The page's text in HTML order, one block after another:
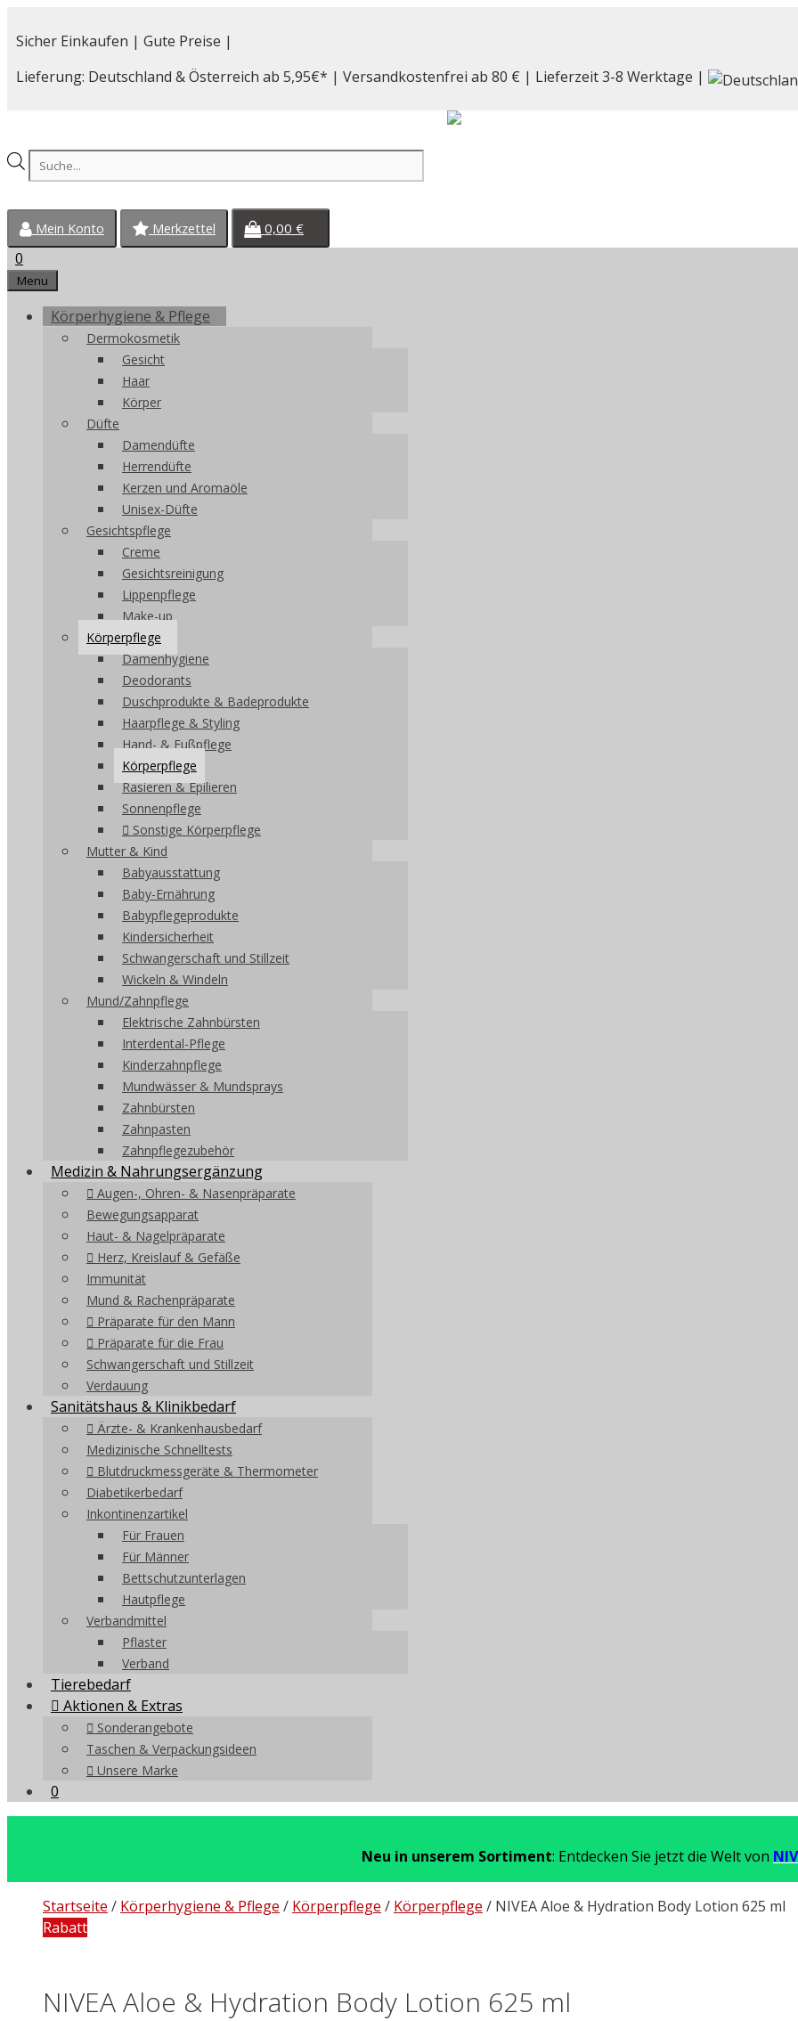
Inhalt
Sicher Einkaufen | Gute Preise |
Lieferung: Deutschland & Österreich ab 5,95€* | Versandkostenfrei ab 80 € | Lieferzeit 3-8 Werktage |
Products
search
Mein Konto Merkzettel 0,00 €
0
Menu
Körperhygiene & Pflege
Dermokosmetik
Gesicht
Haar
Körper
Düfte
Damendüfte
Herrendüfte
Kerzen und Aromaöle
Unisex-Düfte
Gesichtspflege
Creme
Gesichtsreinigung
Lippenpflege
Make-up
Körperpflege
Damenhygiene
Deodorants
Duschprodukte & Badeprodukte
Haarpflege & Styling
Hand- & Fußpflege
Körperpflege
Rasieren & Epilieren
Sonnenpflege
Sonstige Körperpflege
Mutter & Kind
Babyausstattung
Baby-Ernährung
Babypflegeprodukte
Kindersicherheit
Schwangerschaft und Stillzeit
Wickeln & Windeln
Mund/Zahnpflege
Elektrische Zahnbürsten
Interdental-Pflege
Kinderzahnpflege
Mundwässer & Mundsprays
Zahnbürsten
Zahnpasten
Zahnpflegezubehör
Medizin & Nahrungsergänzung
Augen-, Ohren- & Nasenpräparate
Bewegungsapparat
Haut- & Nagelpräparate
Herz, Kreislauf & Gefäße
Immunität
Mund & Rachenpräparate
Präparate für den Mann
Präparate für die Frau
Schwangerschaft und Stillzeit
Verdauung
Sanitätshaus & Klinikbedarf
Ärzte- & Krankenhausbedarf
Medizinische Schnelltests
Blutdruckmessgeräte & Thermometer
Diabetikerbedarf
Inkontinenzartikel
Für Frauen
Für Männer
Bettschutzunterlagen
Hautpflege
Verbandmittel
Pflaster
Verband
Tierebedarf
Aktionen & Extras
Sonderangebote
Taschen & Verpackungsideen
Unsere Marke
0
Neu in unserem Sortiment: Entdecken Sie jetzt die Welt von
Startseite / Körperhygiene & Pflege / Körperpflege / Körperpflege / NIVEA Aloe & Hydration Body Lotion 625 ml
Rabatt
NIVEA Aloe & Hydration Body Lotion 625 ml